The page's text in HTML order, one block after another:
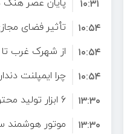
پیدا کرد!
۱۰:۳۱
تأثیر فضای
دنیای دیجیتال
۱۰:۵۴
از شهرک غرب
تهران
۱۰:۵۴
چرا ایمپلنت
برای سلامتی
۱۰:۵۴
6 ابزار تولید محتوا در سنجور که هر نویسنده به آن‌ها نیاز دارد
۱۳:۳۰
موتور هوشمند
۱۳:۳۰